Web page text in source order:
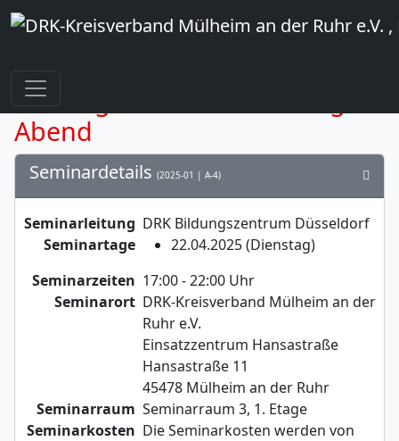
Rettungsdienst-Fortbildung -
Abend
Seminardetails (2025-01 | A-4)
Seminarleitung DRK Bildungszentrum Düsseldorf
Seminartage
22.04.2025 (Dienstag)
Seminarzeiten 17:00 - 22:00 Uhr
Seminarort DRK-Kreisverband Mülheim an der
Ruhr e.V.
Einsatzzentrum Hansastraße
Hansastraße 11
45478 Mülheim an der Ruhr
Seminarraum Seminarraum 3, 1. Etage
Seminarkosten Die Seminarkosten werden von